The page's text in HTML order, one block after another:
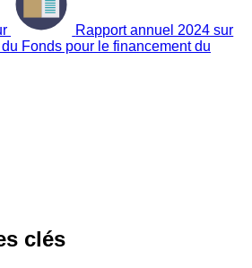
Rapport annuel 2024 sur
du Fonds pour le financement du
clés